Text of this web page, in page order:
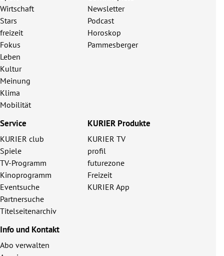
Wirtschaft
Stars
freizeit
Fokus
Leben
Kultur
Meinung
Klima
Mobilität
Newsletter
Podcast
Horoskop
Pammesberger
Service
KURIER club
Spiele
TV-Programm
Kinoprogramm
Eventsuche
Partnersuche
Titelseitenarchiv
KURIER Produkte
KURIER TV
profil
futurezone
Freizeit
KURIER App
Info und Kontakt
Abo verwalten